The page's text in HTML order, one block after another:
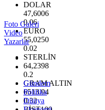
DOLAR
47,6006
0.06
EURO
55,0250
0.02
STERLİN
64,2398
0.2
GRAM ALTIN
6513.94
0.32
Foto Galeri
Video
Yazarlar
Gündem
Politika
Dünya